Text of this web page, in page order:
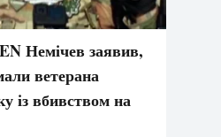
Немічев заявив,
ветерана
із вбивством на